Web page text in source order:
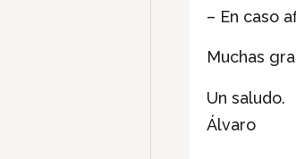
– En caso
Muchas
Un saludo.
Álvaro